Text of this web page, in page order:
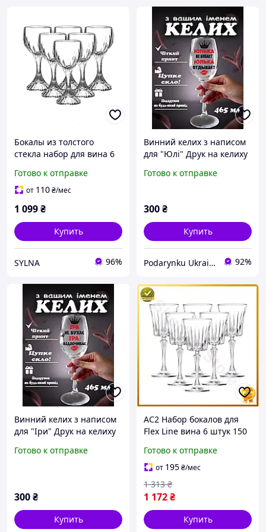
Бокалы из толстого
стекла набор для вина 6
высота 19 см DC
Готово к отправке
от 110₴/мес
1 099₴
Купить
SYLNA 96%
Винний келих з написом
для "Юлі" Друк на келиху
Готово к отправке
300₴
Купить
Podarynku Ukraine 92%
Винний келих з написом
для "Іри" Друк на келиху
Готово к отправке
300₴
Купить
AC2 Набор бокалов для
Flex Line вина 6 штук 150
прозрачные бокалы для
шампанского п DE
Готово к отправке
от 195₴/мес
1 172₴
1 313 ₴
Купить